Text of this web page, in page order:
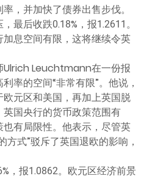
，并加快了债券出售步伐。
最后收跌0.18%，报1.2611。
息空间有限，这将继续令英
Ulrich Leuchtmann在一份报
率的空间“非常有限”。他说，
元区和美国，再加上英国脱
国央行的货币政策范围有
有局限性。他表示，尽管英
方式”驳斥了英国退欧的影响，
，报1.0862。欧元区经济前景